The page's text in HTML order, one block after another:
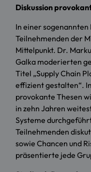
Diskussion
In einer
Teilnehmenden der
Mittelpunkt. Dr.
Galka moderierten
Titel „Supply Chain
effizient gestalten“.
provokante Thesen
in zehn Jahren
Systeme
Teilnehmenden
sowie Chancen und
präsentierte jede